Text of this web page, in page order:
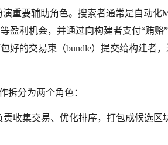
演重要辅助角色。搜索者通常是自动
盈利机会，并通过向构建者支付“贿赂
好的交易束（bundle）提交给构建者
拆分为两个角色：
责收集交易、优化排序，打包成候选